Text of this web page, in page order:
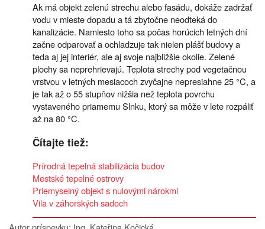
Ak má objekt zelenú strechu alebo fasádu, dokáže zadržať
vodu v mieste dopadu a tá zbytočne neodteká do
kanalizácie. Namiesto toho sa počas horúcich letných dní
začne odparovať a ochladzuje tak nielen plášť budovy a
teda aj jej interiér, ale aj svoje najbližšie okolie. Zelené
plochy sa neprehrievajú. Teplota strechy pod vegetačnou
vrstvou v letných mesiacoch zvyčajne nepresiahne 25 °C, a
je tak až o 55 stupňov nižšia než teplota povrchu
vystaveného priamemu Slnku, ktorý sa môže v lete rozpáliť
až na 80 °C.
Čítajte tiež:
Prírodná tepelná stabilizácia budov
Mestské tepelné ostrovy
Priemyselný objekt s nulovými nárokmi
Vila v záhorských sadoch